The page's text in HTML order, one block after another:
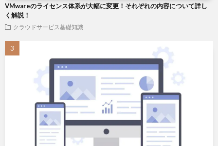
VMwareのライセンス体系が大幅に変更！それぞれの内容について詳し
く解説！
クラウドサービス基礎知識